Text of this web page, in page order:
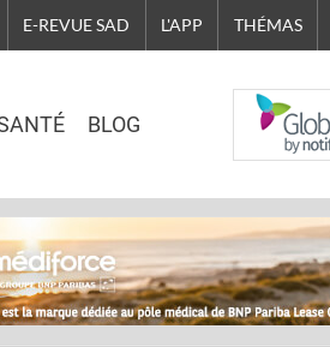
E-REVUE SAD L'APP THÉMAS
BLOG
NASDAQ